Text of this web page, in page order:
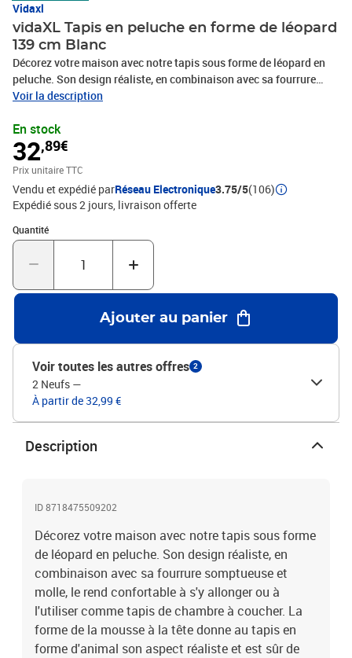
Vidaxl
vidaXL Tapis en peluche en forme de léopard
139 cm Blanc
Décorez votre maison avec notre tapis sous forme de léopard en
peluche. Son design réaliste, en combinaison avec sa fourrure
somptueuse et molle, le rend confortable à s'y allonger ou à
mousse à la tête donne au tapis en forme d'animal son aspect
réaliste et est sûr de garder sa forme au fil du temps.Couleur :
Blanc avec impression de léopardMatériau : Peluche Forme de tête
en mousseDimensions totales : 139 x 75 cm (L x l)Longueur du
corps : 90 cmLargeur du corps : 47 cmLongueur de la queue : 49
cmLargeur (pattes avant comprises) : 64 cmLargeur (pattes
arrière incluses) : 75 cmTolérance sur la taille : +/- 2 cmMatériel:
Polyester: 100%AVERTISSEMENT: Ne convient pas aux enfants de
moins de 36 mois.
Voir la description
En stock
32,89€
Prix unitaire TTC
Vendu et expédié parRéseau Electronique3.75/5(106)
Expédié sous 2 jours livraison offerte
Quantité
Quantité : 1
Ajouter au panier
Voir toutes les autres offres 2
2 Neufs —
À partir de 32,99 €
Description
ID 8718475509202
Décorez votre maison avec notre tapis sous forme
de léopard en peluche. Son design réaliste, en
combinaison avec sa fourrure somptueuse et
molle, le rend confortable à s'y allonger ou à
l'utiliser comme tapis de chambre à coucher. La
forme de la mousse à la tête donne au tapis en
forme d'animal son aspect réaliste et est sûr de